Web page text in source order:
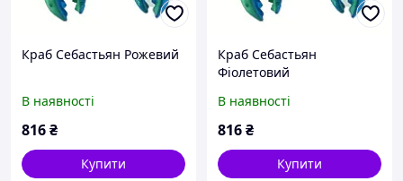
Краб Себастьян Рожевий
В наявності
816₴
Купити
Краб Себастьян
Фіолетовий
В наявності
816₴
Купити